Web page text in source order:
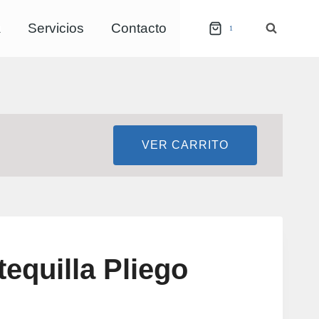
Servicios Contacto 1
VER CARRITO
Pliego